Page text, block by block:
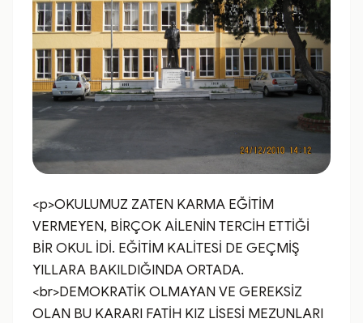
<p>OKULUMUZ ZATEN KARMA EĞİTİM
VERMEYEN, BİRÇOK AİLENİN TERCİH ETTİĞİ
BİR OKUL İDİ. EĞİTİM KALİTESİ DE GEÇMİŞ
YILLARA BAKILDIĞINDA ORTADA.
<br>DEMOKRATİK OLMAYAN VE GEREKSİZ
OLAN BU KARARI FATİH KIZ LİSESİ MEZUNLARI